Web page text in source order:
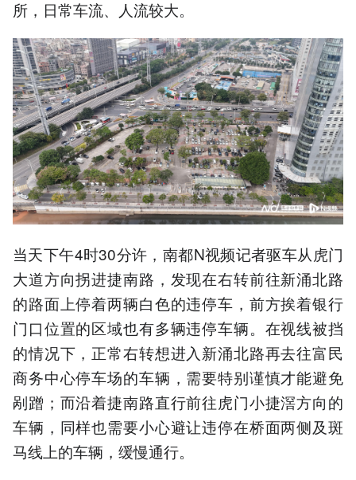
所，日常车流、人流较大。
当天下午4时30分许，南都N视频记者驱车从虎门
大道方向拐进捷南路，发现在右转前往新涌北路
的路面上停着两辆白色的违停车，前方挨着银行
门口位置的区域也有多辆违停车辆。在视线被挡
的情况下，正常右转想进入新涌北路再去往富民
商务中心停车场的车辆，需要特别谨慎才能避免
剐蹭；而沿着捷南路直行前往虎门小捷滘方向的
车辆，同样也需要小心避让违停在桥面两侧及斑
马线上的车辆，缓慢通行。